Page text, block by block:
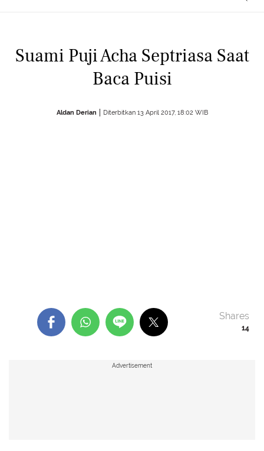
Suami Puji Acha Septriasa Saat
Baca Puisi
Aldan Derian Diterbitkan 13 April 2017, 18:02 WIB
14
Shares
Advertisement